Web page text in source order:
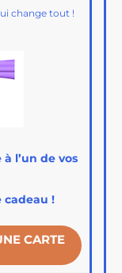
change tout !
l’un de vos
!
CARTE